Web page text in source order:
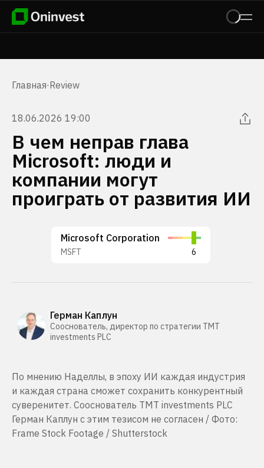
Главная·Review
18.06.2026 19:00
В чем неправ глава
Microsoft: люди и
компании могут
проиграть от развития ИИ
Microsoft Corporation
MSFT 6
Герман Каплун
Сооснователь, директор по стратегии TMT
investments PLC
По мнению Наделлы, в эпоху ИИ каждая индустрия
и каждая страна сможет сохранить конкурентный
суверенитет. Сооснователь TMT investments PLC
Герман Каплун с этим тезисом не согласен / Фото:
Frame Stock Footage / Shutterstock